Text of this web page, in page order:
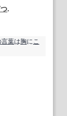
.
葉は胸にこ